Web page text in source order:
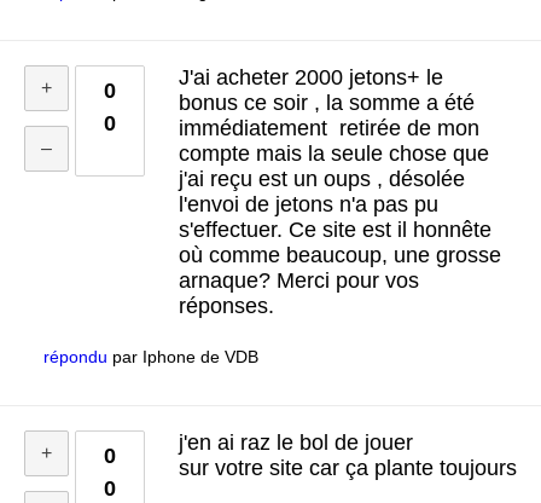
0
0
J'ai acheter 2000 jetons+ le
bonus ce soir , la somme a été
immédiatement retirée de mon
compte mais la seule chose que
j'ai reçu est un oups , désolée
l'envoi de jetons n'a pas pu
s'effectuer. Ce site est il honnête
où comme beaucoup, une grosse
arnaque? Merci pour vos
réponses.
répondu par Iphone de VDB
0
0
j'en ai raz le bol de jouer
sur votre site car ça plante toujours